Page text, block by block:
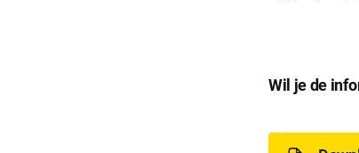
D
Wil je de